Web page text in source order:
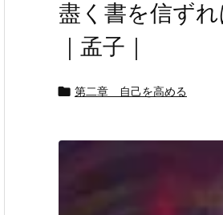
盡く書を信ず
｜孟子｜
 第二章 自己を高める